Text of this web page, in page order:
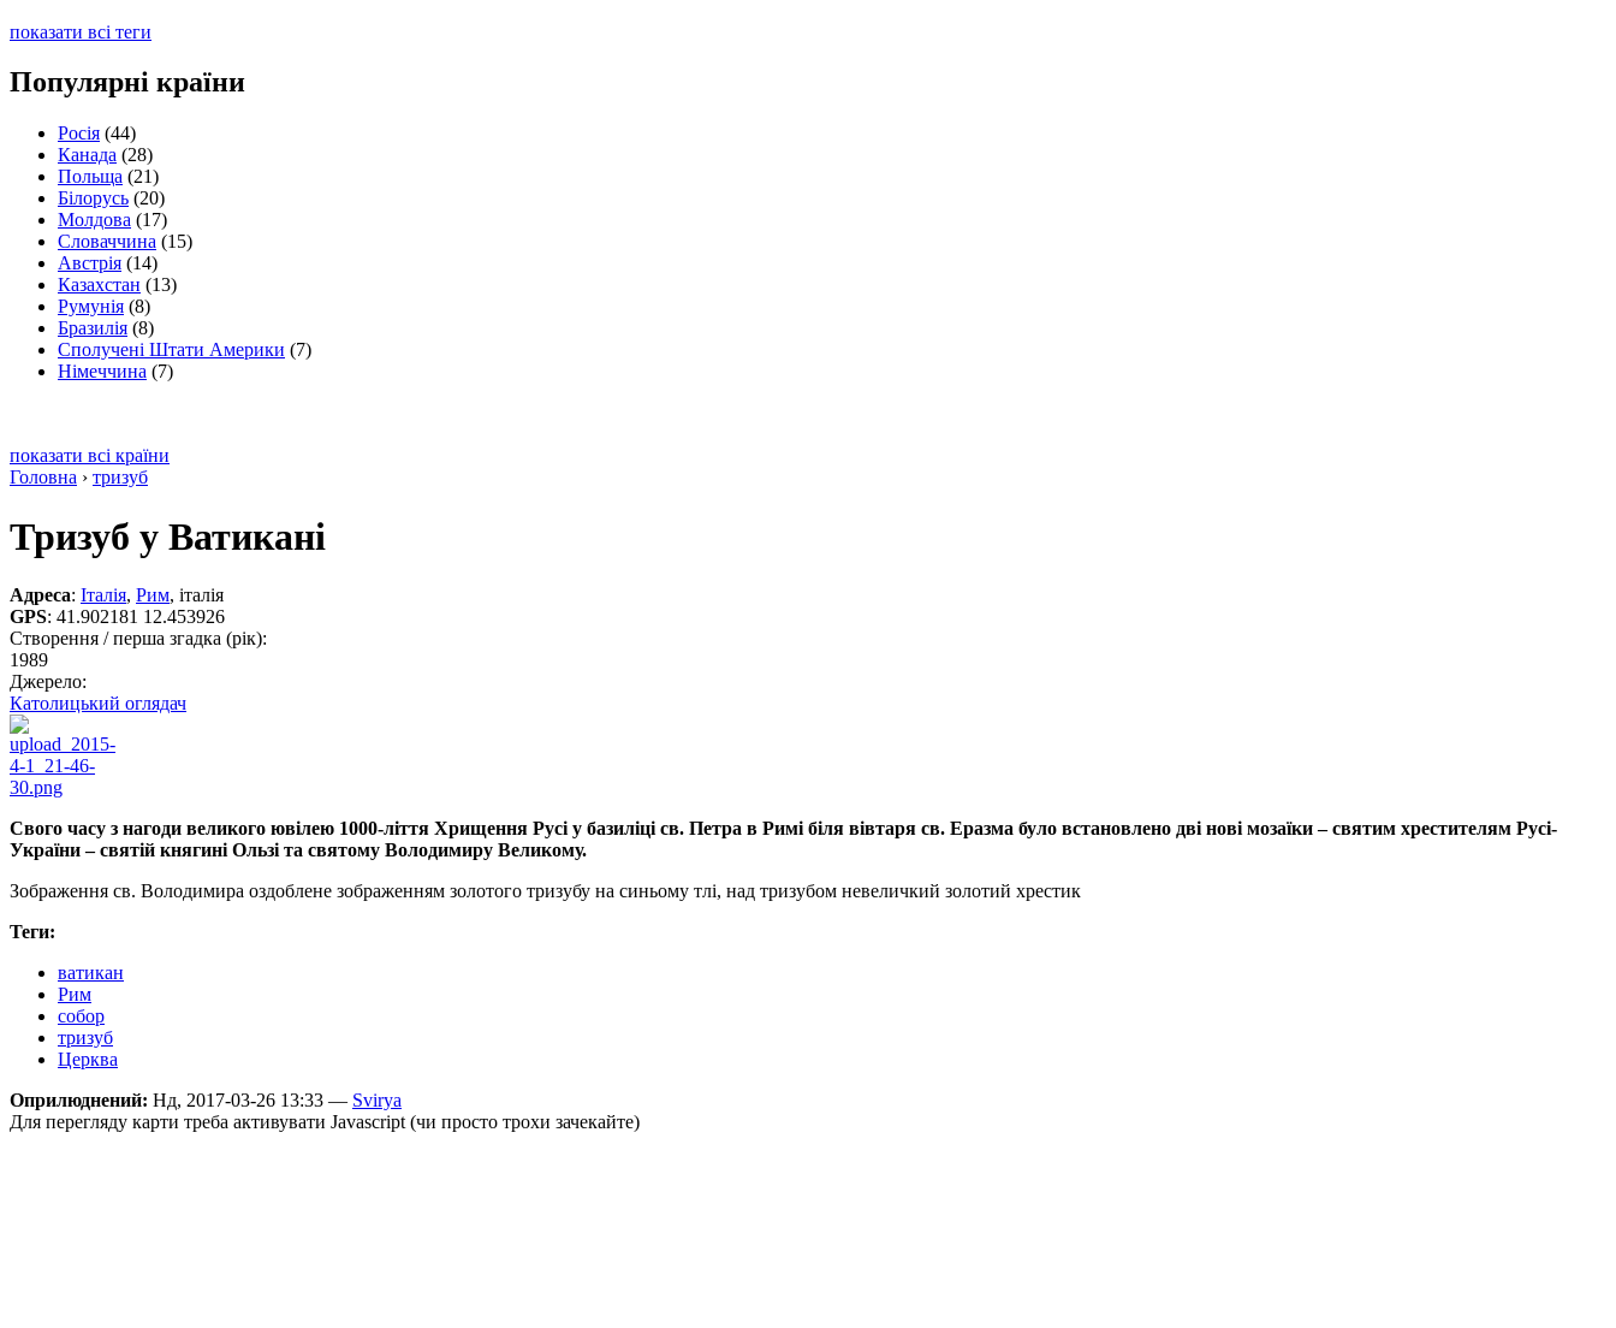
показати всі теги
Популярні країни
Росія (44)
Канада (28)
Польща (21)
Білорусь (20)
Молдова (17)
Словаччина (15)
Австрія (14)
Казахстан (13)
Румунія (8)
Бразилія (8)
Сполучені Штати Америки (7)
Німеччина (7)
показати всі країни
Головна › тризуб
Тризуб у Ватикані
Адреса: Італія, Рим, італія
GPS: 41.902181 12.453926
Створення / перша згадка (рік):
1989
Джерело:
Католицький оглядач
Свого часу з нагоди великого ювілею 1000-ліття Хрищення Русі у базиліці св. Петра в Римі біля вівтаря св. Еразма було встановлено дві нові мозаїки – святим хрестителям Русі-
України – святій княгині Ользі та святому Володимиру Великому.
Зображення св. Володимира оздоблене зображенням золотого тризубу на синьому тлі, над тризубом невеличкий золотий хрестик
Теги:
ватикан
Рим
собор
тризуб
Церква
Оприлюднений: Нд, 2017-03-26 13:33 — Svirya
Для перегляду карти треба активувати Javascript (чи просто трохи зачекайте)